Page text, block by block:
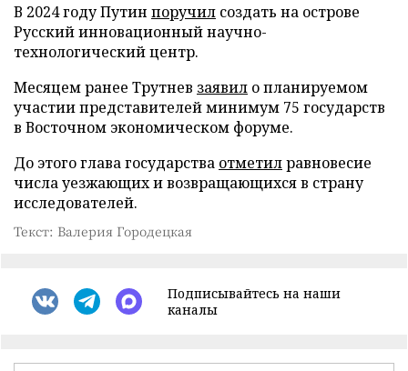
В 2024 году Путин поручил создать на острове
Русский инновационный научно-
технологический центр.
Месяцем ранее Трутнев заявил о планируемом
участии представителей минимум 75 государств
в Восточном экономическом форуме.
До этого глава государства отметилравновесие
числа уезжающих и возвращающихся в страну
исследователей.
Текст: Валерия Городецкая
Подписывайтесь на наши
каналы